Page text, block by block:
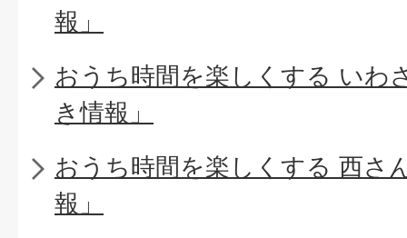
報」
おうち時間を楽しくする いわ
き情報」
おうち時間を楽しくする 西さ
報」